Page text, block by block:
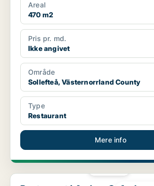
Areal
470 m2
Pris pr. md.
Ikke angivet
Område
Sollefteå, Västernorrland County
Type
Restaurant
Mere info
Restaurant i Aarhus C, Aarhus